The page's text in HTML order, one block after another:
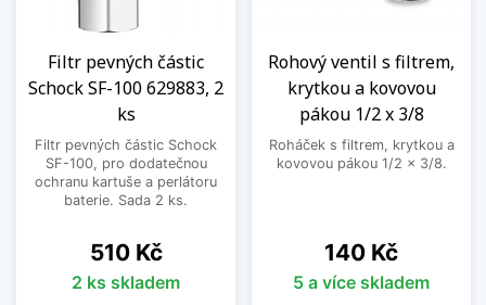
Filtr pevných částic
Schock SF-100 629883, 2
ks
Filtr pevných částic Schock
SF-100, pro dodatečnou
ochranu kartuše a perlátoru
baterie. Sada 2 ks.
Cena
510 Kč
2 ks skladem
Rohový ventil s filtrem,
krytkou a kovovou
pákou 1/2 x 3/8
Roháček s filtrem, krytkou a
kovovou pákou 1/2 x 3/8.
Cena
140 Kč
5 a více skladem